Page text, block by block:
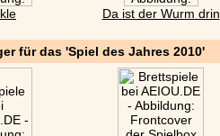
Da ist der Wurm drin
für das 'Spiel des Jahres 2010'